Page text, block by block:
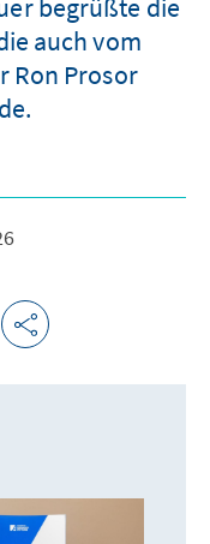
begrüßte die
auch vom
Ron Prosor